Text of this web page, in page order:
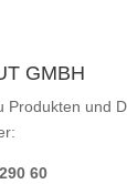
GMBH
Produkten und
60